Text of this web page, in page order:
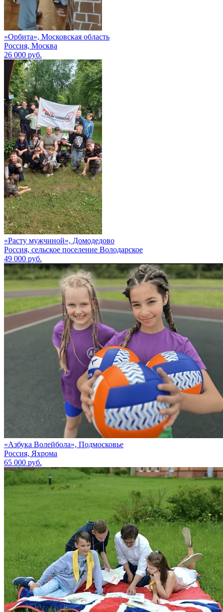
«Орбита», Московская область
Россия, Москва
26 000 руб.
«Расту мужчиной», Домодедово
Россия, сельское поселение Володарское
49 000 руб.
«Азбука Волейбола», Подмосковье
Россия, Яхрома
65 000 руб.